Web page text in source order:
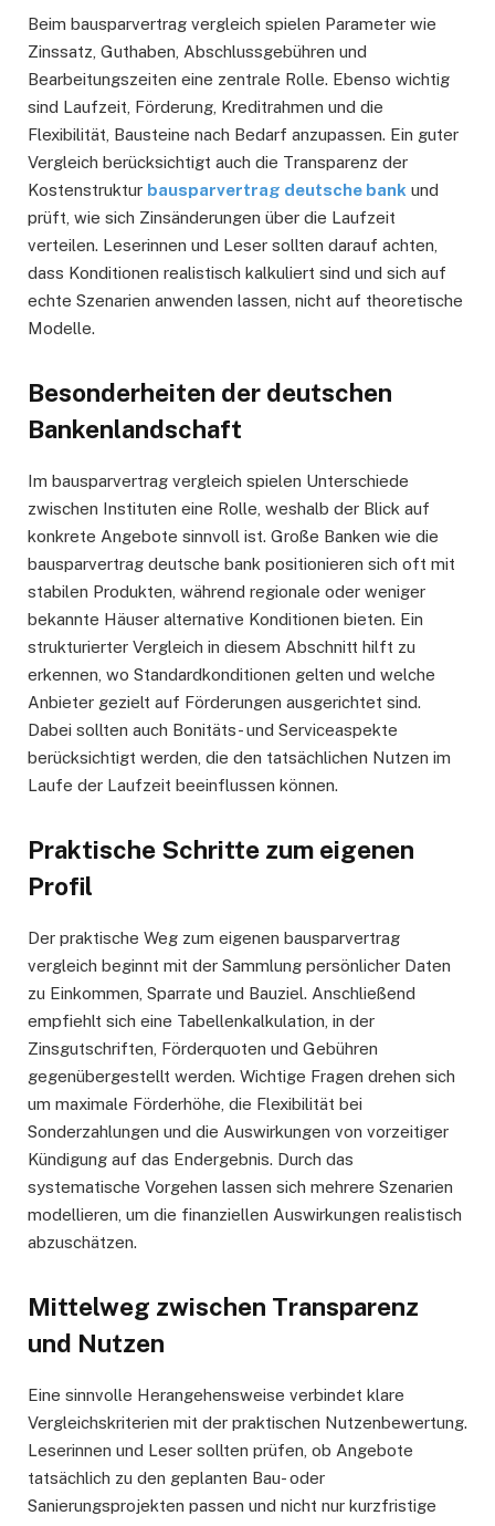
Beim bausparvertrag vergleich spielen Parameter wie
Zinssatz, Guthaben, Abschlussgebühren und
Bearbeitungszeiten eine zentrale Rolle. Ebenso wichtig
sind Laufzeit, Förderung, Kreditrahmen und die
Flexibilität, Bausteine nach Bedarf anzupassen. Ein guter
Vergleich berücksichtigt auch die Transparenz der
Kostenstruktur bausparvertrag deutsche bank und
prüft, wie sich Zinsänderungen über die Laufzeit
verteilen. Leserinnen und Leser sollten darauf achten,
dass Konditionen realistisch kalkuliert sind und sich auf
echte Szenarien anwenden lassen, nicht auf theoretische
Modelle.
Besonderheiten der deutschen
Bankenlandschaft
Im bausparvertrag vergleich spielen Unterschiede
zwischen Instituten eine Rolle, weshalb der Blick auf
konkrete Angebote sinnvoll ist. Große Banken wie die
bausparvertrag deutsche bank positionieren sich oft mit
stabilen Produkten, während regionale oder weniger
bekannte Häuser alternative Konditionen bieten. Ein
strukturierter Vergleich in diesem Abschnitt hilft zu
erkennen, wo Standardkonditionen gelten und welche
Anbieter gezielt auf Förderungen ausgerichtet sind.
Dabei sollten auch Bonitäts- und Serviceaspekte
berücksichtigt werden, die den tatsächlichen Nutzen im
Laufe der Laufzeit beeinflussen können.
Praktische Schritte zum eigenen
Profil
Der praktische Weg zum eigenen bausparvertrag
vergleich beginnt mit der Sammlung persönlicher Daten
zu Einkommen, Sparrate und Bauziel. Anschließend
empfiehlt sich eine Tabellenkalkulation, in der
Zinsgutschriften, Förderquoten und Gebühren
gegenübergestellt werden. Wichtige Fragen drehen sich
um maximale Förderhöhe, die Flexibilität bei
Sonderzahlungen und die Auswirkungen von vorzeitiger
Kündigung auf das Endergebnis. Durch das
systematische Vorgehen lassen sich mehrere Szenarien
modellieren, um die finanziellen Auswirkungen realistisch
abzuschätzen.
Mittelweg zwischen Transparenz
und Nutzen
Eine sinnvolle Herangehensweise verbindet klare
Vergleichskriterien mit der praktischen Nutzenbewertung.
Leserinnen und Leser sollten prüfen, ob Angebote
tatsächlich zu den geplanten Bau- oder
Sanierungsprojekten passen und nicht nur kurzfristige